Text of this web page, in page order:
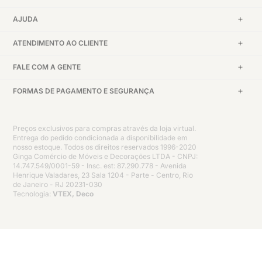
AJUDA
ATENDIMENTO AO CLIENTE
FALE COM A GENTE
FORMAS DE PAGAMENTO E SEGURANÇA
Preços exclusivos para compras através da loja virtual.
Entrega do pedido condicionada a disponibilidade em
nosso estoque. Todos os direitos reservados 1996-2020
Ginga Comércio de Móveis e Decorações LTDA - CNPJ:
14.747.549/0001-59 - Insc. est: 87.290.778 - Avenida
Henrique Valadares, 23 Sala 1204 - Parte - Centro, Rio
de Janeiro - RJ 20231-030
Tecnologia: VTEX, Deco